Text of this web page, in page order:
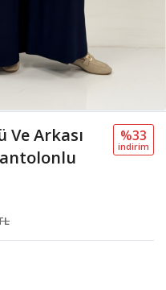
Ve Arkası
%33
i̇ndi̇ri̇m